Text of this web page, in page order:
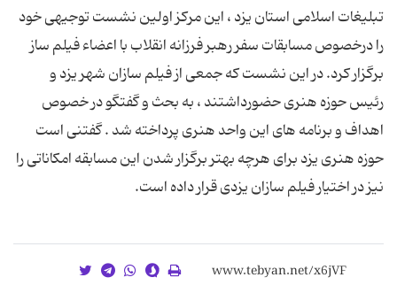
تبلیغات اسلامی استان یزد ، این مرکز اولین نشست توجیهی خود
را درخصوص مسابقات سفر رهبر فرزانه انقلاب با اعضاء فیلم ساز
برگزار کرد. در این نشست که جمعی از فیلم سازان شهر یزد و
رئیس حوزه هنری حضورداشتند ، به بحث و گفتگو در خصوص
اهداف و برنامه های این واحد هنری پرداخته شد . گفتنی است
حوزه هنری یزد برای هرچه بهتر برگزار شدن این مسابقه امکاناتی را
نیز در اختیار فیلم سازان یزدی قرار داده است.